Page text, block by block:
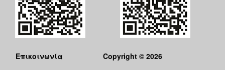
Επικοινωνία
Copyright © 2026